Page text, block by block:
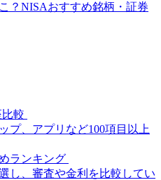
？NISAおすすめ銘柄・証券
比較
プ、アプリなど100項目以上
ランキング
し、審査や金利を比較してい